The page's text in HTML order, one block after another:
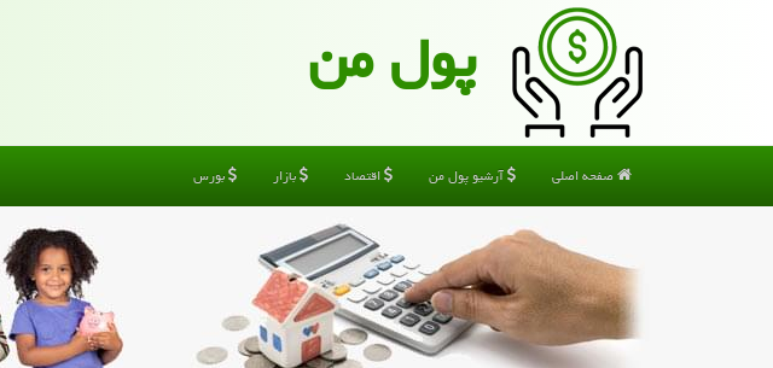
پول من
صفحه اصلی آرشیو پول من اقتصاد بازار بورس